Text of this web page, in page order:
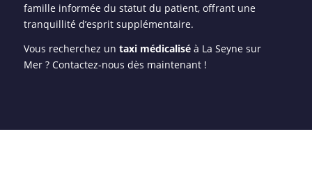
famille informée du statut du patient, offrant une
tranquillité d’esprit supplémentaire.
Vous recherchez un taxi médicaliséà La Seyne sur
Mer ? Contactez-nous dès maintenant !